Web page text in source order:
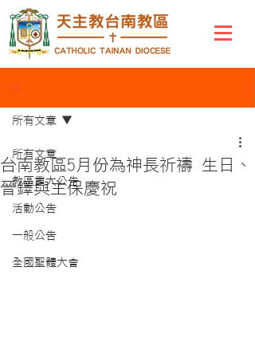
文章
所有文章
教區重大公告
活動公告
一般公告
全國聖體大會
所有文章
台南教區5月份為神長祈禱 生日、
晉鐸與主保慶祝